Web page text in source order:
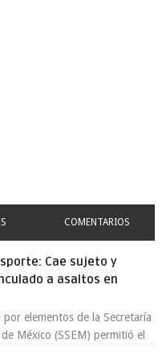
COMENTARIOS
Cae sujeto y
a asaltos en
elementos de la Secretaría
México (SSEM) permitió el